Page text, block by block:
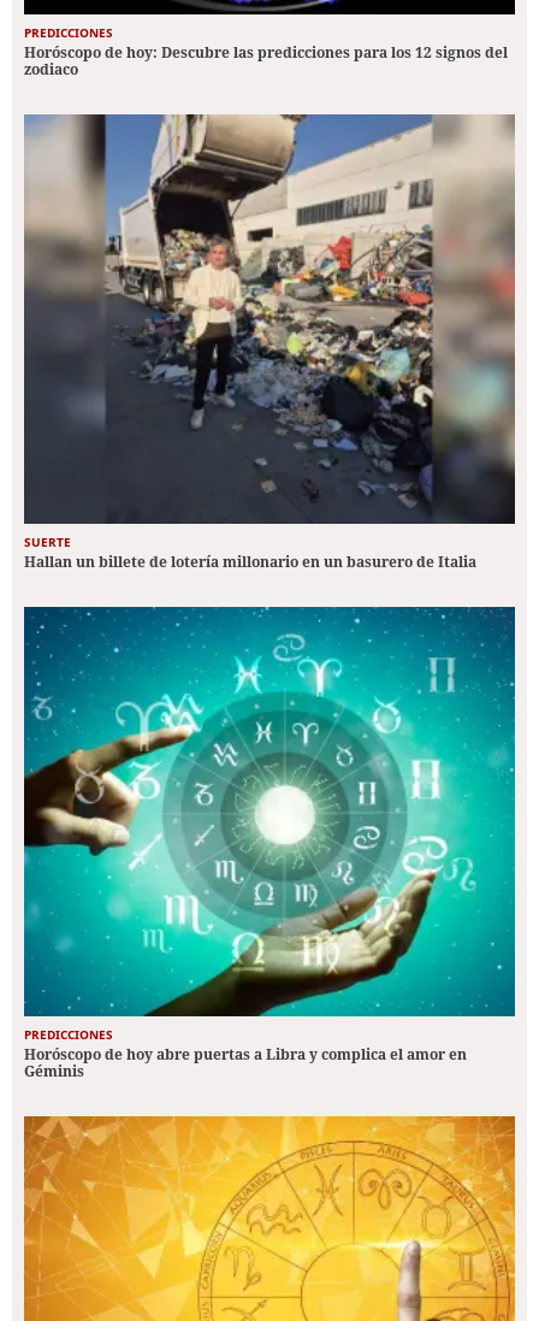
PREDICCIONES
Horóscopo de hoy: Descubre las predicciones para los 12 signos del
zodiaco
SUERTE
Hallan un billete de lotería millonario en un basurero de Italia
PREDICCIONES
Horóscopo de hoy abre puertas a Libra y complica el amor en
Géminis